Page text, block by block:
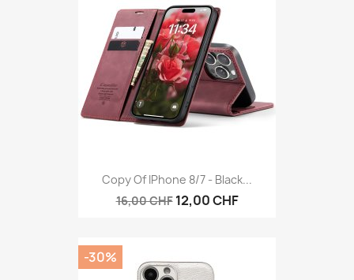
Copy Of IPhone 8/7 - Black...
16,00 CHF 12,00 CHF
-30%